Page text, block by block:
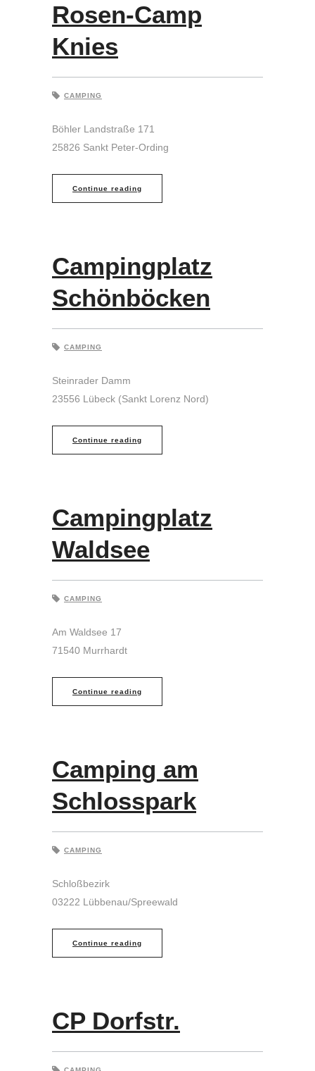
Rosen-Camp
Knies
CAMPING
Böhler Landstraße 171
25826 Sankt Peter-Ording
Continue reading
Campingplatz
Schönböcken
CAMPING
Steinrader Damm
23556 Lübeck (Sankt Lorenz Nord)
Continue reading
Campingplatz
Waldsee
CAMPING
Am Waldsee 17
71540 Murrhardt
Continue reading
Camping am
Schlosspark
CAMPING
Schloßbezirk
03222 Lübbenau/Spreewald
Continue reading
CP Dorfstr.